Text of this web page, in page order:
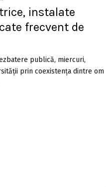
instalate
frecvent de
publică, miercuri,
prin coexistența dintre om